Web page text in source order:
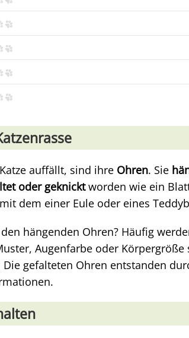
auffällt, sind ihre Ohren. Sie
oder geknicktworden wie ein
dem einer Eule oder eines
hängenden Ohren? Häufig
Augenfarbe oder Körpergröße
gefalteten Ohren entstanden